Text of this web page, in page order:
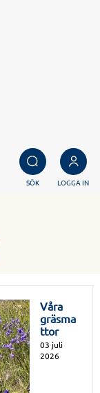
SÖK LOGGA IN
Våra
gräsma
ttor
03 juli
2026